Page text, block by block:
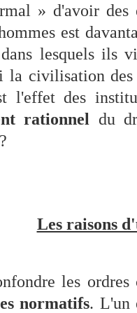
» d'avoir des
est
dans lesquels ils
la civilisation des
l'effet des
rationnel du
Les raisons
les ordres
normatifs. L'un